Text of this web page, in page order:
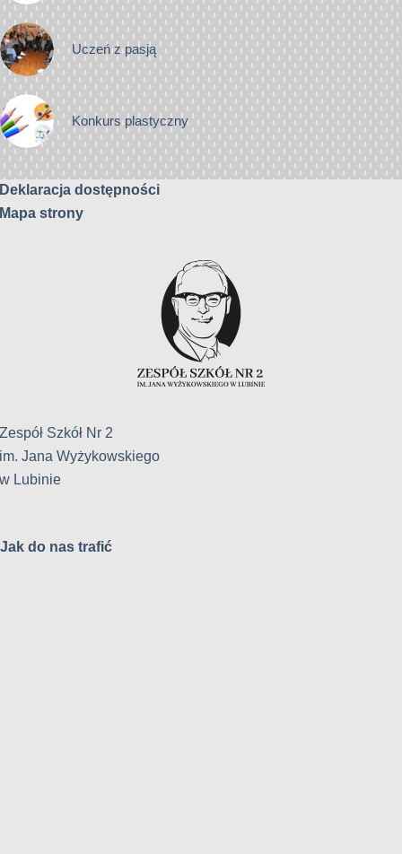
Uczeń z pasją
Konkurs plastyczny
Deklaracja dostępności
Mapa strony
Zespół Szkół Nr 2
im. Jana Wyżykowskiego
w Lubinie
Jak do nas trafić